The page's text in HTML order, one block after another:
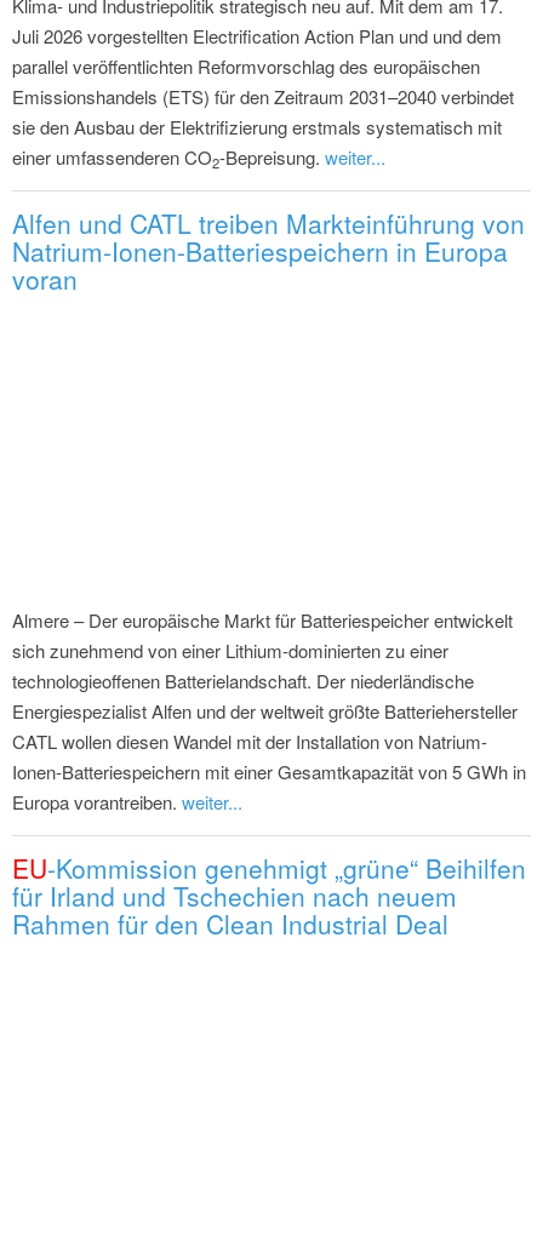
Klima- und Industriepolitik strategisch neu auf. Mit dem am 17.
Juli 2026 vorgestellten Electrification Action Plan und und dem
parallel veröffentlichten Reformvorschlag des europäischen
Emissionshandels (ETS) für den Zeitraum 2031–2040 verbindet
sie den Ausbau der Elektrifizierung erstmals systematisch mit
einer umfassenderen CO2-Bepreisung. weiter...
Alfen und CATL treiben Markteinführung von
Natrium-Ionen-Batteriespeichern in Europa
voran
Almere – Der europäische Markt für Batteriespeicher entwickelt
sich zunehmend von einer Lithium-dominierten zu einer
technologieoffenen Batterielandschaft. Der niederländische
Energiespezialist Alfen und der weltweit größte Batteriehersteller
CATL wollen diesen Wandel mit der Installation von Natrium-
Ionen-Batteriespeichern mit einer Gesamtkapazität von 5 GWh in
Europa vorantreiben. weiter...
EU-Kommission genehmigt „grüne“ Beihilfen
für Irland und Tschechien nach neuem
Rahmen für den Clean Industrial Deal